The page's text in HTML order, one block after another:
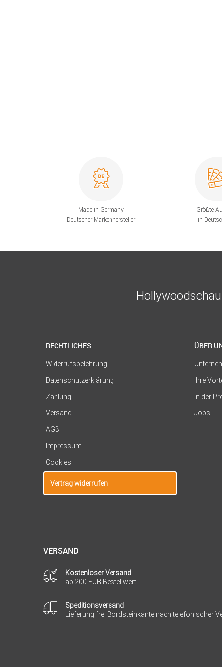
Made in Germany
Deutscher Markenhersteller
Größte
in
RECHTLICHES
Widerrufsbelehrung
Datenschutzerklärung
Zahlung
Versand
AGB
Impressum
Cookies
Vertrag widerrufen
ÜBER
Ihre
In der
Jobs
VERSAND
Kostenloser Versand
ab 200 EUR Bestellwert
Speditionsversand
Lieferung frei Bordsteinkante nach telefonischer